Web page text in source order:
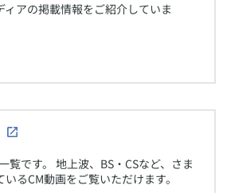
アの掲載情報をご紹介していま
覧です。 地上波、BS・CSなど、さま
るCM動画をご覧いただけます。